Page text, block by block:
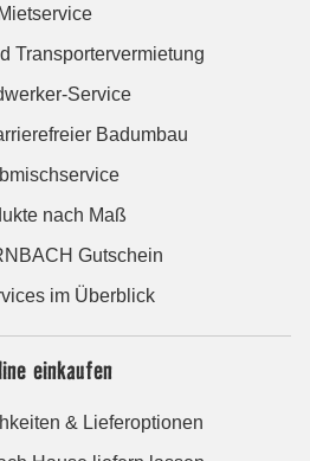
Mietservice
Transportervermietung
Service
Badumbau
nach Maß
Gutschein
im Überblick
einkaufen
& Lieferoptionen